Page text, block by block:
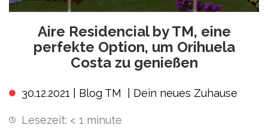
Aire Residencial by TM, eine
perfekte Option, um Orihuela
Costa zu genießen
30.12.2021 | Blog TM Dein neues Zuhause
Lesezeit: < 1 minute